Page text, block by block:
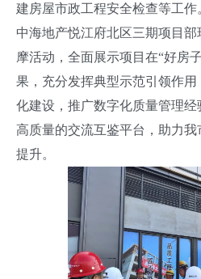
建房屋市政工程安全检查等工
中海地产悦江府北区三期项目
摩活动，全面展示项目在“好房
果，充分发挥典型示范引领作
化建设，推广数字化质量管理
高质量的交流互鉴平台，助力
提升。